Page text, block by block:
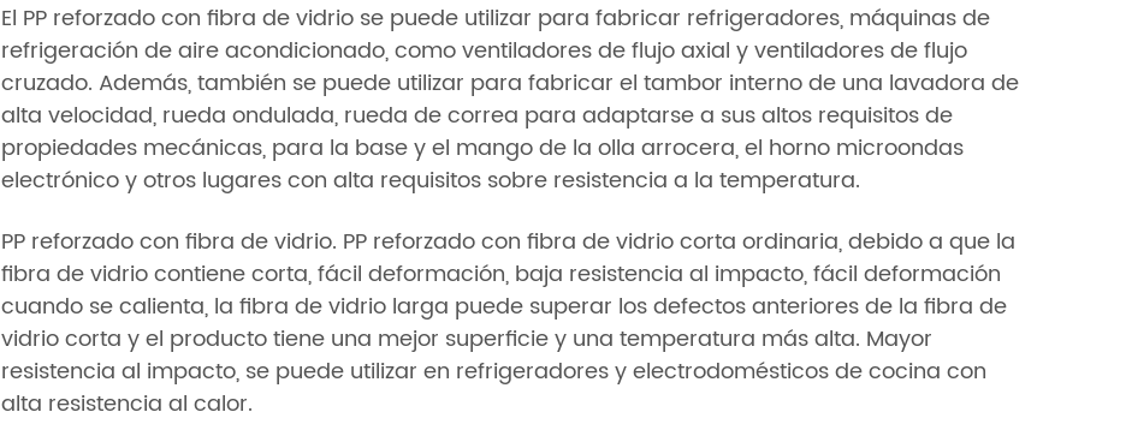
El PP reforzado con fibra de vidrio se puede utilizar para fabricar refrigeradores, máquinas de
refrigeración de aire acondicionado, como ventiladores de flujo axial y ventiladores de flujo
cruzado. Además, también se puede utilizar para fabricar el tambor interno de una lavadora de
alta velocidad, rueda ondulada, rueda de correa para adaptarse a sus altos requisitos de
propiedades mecánicas, para la base y el mango de la olla arrocera, el horno microondas
electrónico y otros lugares con alta requisitos sobre resistencia a la temperatura.
PP reforzado con fibra de vidrio. PP reforzado con fibra de vidrio corta ordinaria, debido a que la
fibra de vidrio contiene corta, fácil deformación, baja resistencia al impacto, fácil deformación
cuando se calienta, la fibra de vidrio larga puede superar los defectos anteriores de la fibra de
vidrio corta y el producto tiene una mejor superficie y una temperatura más alta. Mayor
resistencia al impacto, se puede utilizar en refrigeradores y electrodomésticos de cocina con
alta resistencia al calor.